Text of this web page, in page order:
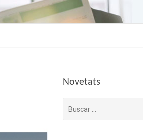
Novetats
para: